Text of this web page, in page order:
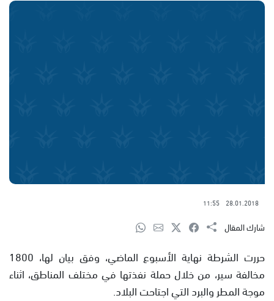
28.01.2018
11:55
شارك المقال
حررت الشرطة نهاية الأسبوع الماضي، وفق بيان لها، 1800
مخالفة سير، من خلال حملة نفذتها في مختلف المناطق، اثناء
موجة المطر والبرد التي اجتاحت البلاد.